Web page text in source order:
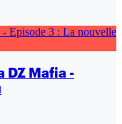
DZ Mafia -